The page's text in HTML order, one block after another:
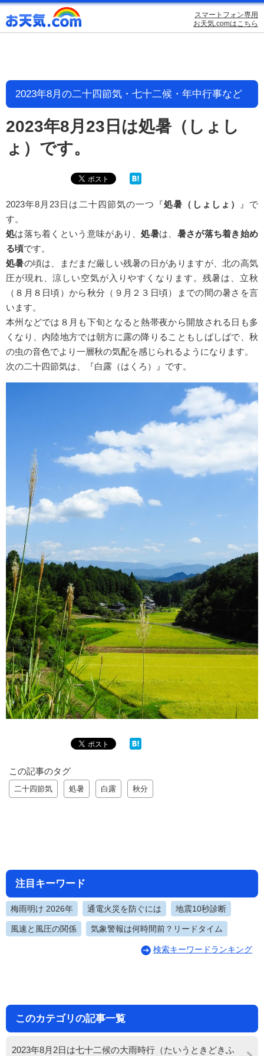
スマートフォン専用
お天気.comはこちら
2023年8月の二十四節気・七十二候・年中行事など
2023年8月23日は処暑（しょし
ょ）です。
2023年8月23日は二十四節気の一つ『処暑（しょしょ）
』で
す。
処は落ち着くという意味があり、処暑は、 暑さが落ち着き始め
る頃です。
処暑の頃は、まだまだ厳しい残暑の日がありますが、北の高気
圧が現れ、涼しい空気が入りやすくなります。残暑は、立秋
（８月８日頃）から秋分（９月２３日頃）までの間の暑さを言
います。
本州などでは８月も下旬となると熱帯夜から開放される日も多
くなり、内陸地方では朝方に露の降りることもしばしばで、秋
の虫の音色でより一層秋の気配を感じられるようになります。
次の二十四節気は、『白露（はくろ）』です。
この記事のタグ
二十四節気 処暑 白露 秋分
注目キーワード
梅雨明け 2026年 通電火災を防ぐには 地震10秒診断
風速と風圧の関係 気象警報は何時間前？リードタイム
検索キーワードランキング
このカテゴリの記事一覧
2023年8月2日は七十二候の大雨時行（たいうときどきふ